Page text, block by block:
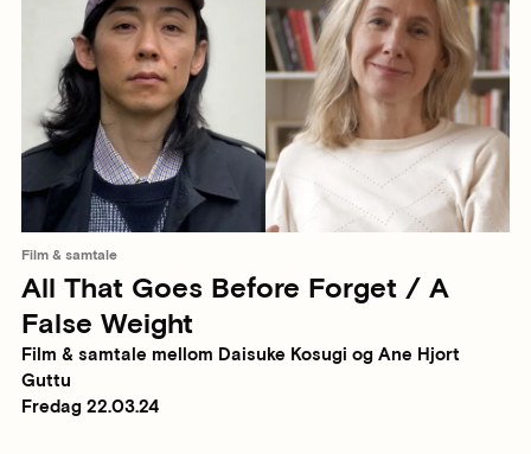
Film & samtale
All That Goes Before Forget / A
False Weight
Film & samtale mellom Daisuke Kosugi og Ane Hjort
Guttu
Fredag 22.03.24